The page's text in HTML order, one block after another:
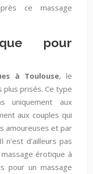
ce massage
pour
à Toulouse, le
prisés. Ce type
uniquement aux
aux couples qui
amoureuses et par
d’ailleurs pas
érotique à
pour un massage